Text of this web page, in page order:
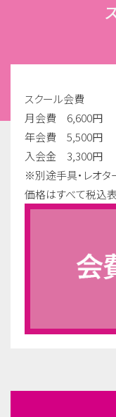
スクール会費
月会費 6,600円
年会費 5,500円
入会金 3,300円
※別途手具・レオタ
価格はすべて税込